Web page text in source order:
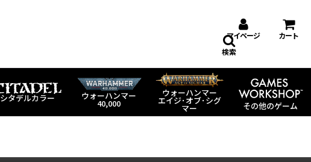
マイページ カート
シタデルカラー ウォーハンマー
40,000
ウォーハンマー
エイジ･オブ･シグ
マー その他のゲーム
検索